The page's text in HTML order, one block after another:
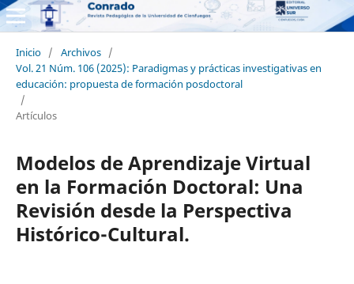
Inicio / Archivos /
Vol. 21 Núm. 106 (2025): Paradigmas y prácticas investigativas en
educación: propuesta de formación posdoctoral
/
Artículos
Modelos de Aprendizaje Virtual
en la Formación Doctoral: Una
Revisión desde la Perspectiva
Histórico-Cultural.